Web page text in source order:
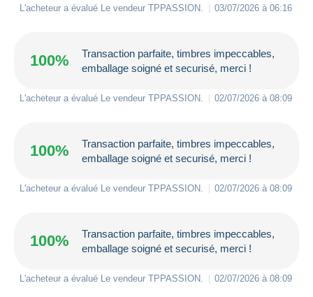
L'acheteur a évalué Le vendeur TPPASSION 03/07/2026 à 06:16
100%
Transaction parfaite, timbres impeccables,
emballage soigné et securisé, merci !
L'acheteur a évalué Le vendeur TPPASSION 02/07/2026 à 08:09
100%
Transaction parfaite, timbres impeccables,
emballage soigné et securisé, merci !
L'acheteur a évalué Le vendeur TPPASSION 02/07/2026 à 08:09
100%
Transaction parfaite, timbres impeccables,
emballage soigné et securisé, merci !
L'acheteur a évalué Le vendeur TPPASSION 02/07/2026 à 08:09